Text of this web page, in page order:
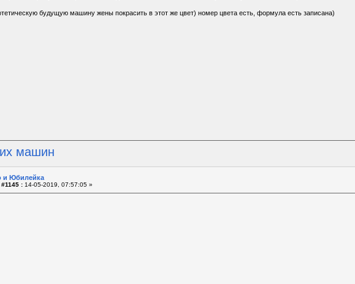
будущую машину жены покрасить в этот же цвет) номер цвета есть, формула есть записана)
машин
и Юбилейка
:14-05-2019, 07:57:05 »